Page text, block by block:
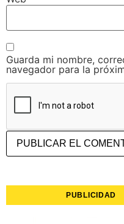
Guarda mi nombre,
navegador para la
PUBLICIDAD